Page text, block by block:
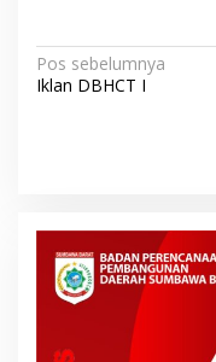
N
a
a
Pos sebelumnya
Iklan DBHCT I